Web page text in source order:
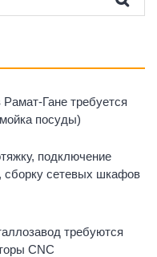
Гане требуется
посуды)
подключение
сборку сетевых шкафов
требуются
CNC